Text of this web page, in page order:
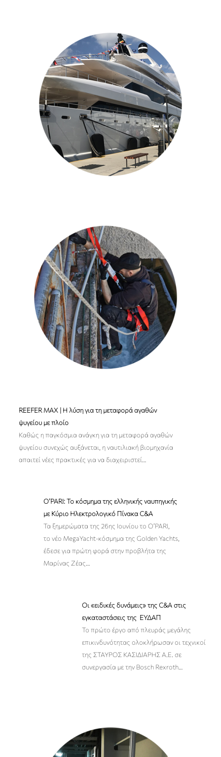
REEFER MAX | Η λύση για τη μεταφορά αγαθών
ψυγείου με πλοίo
Καθώς η παγκόσμια ανάγκη για τη μεταφορά αγαθών
ψυγείου συνεχώς αυξάνεται, η ναυτιλιακή βιομηχανία
απαιτεί νέες πρακτικές για να διαχειριστεί
O’PARI: Το κόσμημα της ελληνικής ναυπηγικής
με Κύριο Ηλεκτρολογικό Πίνακα C&A
Τα ξημερώματα της 26ης Ιουνίου το O’PARI,
το νέο MegaYacht-κόσμημα της Golden Yachts,
έδεσε για πρώτη φορά στην προβλήτα της
Μαρίνας Ζέας
Οι «ειδικές δυνάμεις» της C&A στις
εγκαταστάσεις της ΕΥΔΑΠ
Το πρώτο έργο από πλευράς μεγάλης
επικινδυνότητας ολοκλήρωσαν οι τεχνικοί
της ΣΤΑΥΡΟΣ ΚΑΣΙΔΙΑΡΗΣ Α.Ε. σε
συνεργασία με την Bosch Rexroth